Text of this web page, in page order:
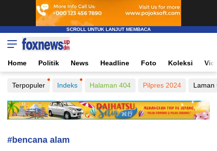
Foxnews
Informasi Tanpa Batasan Waktu
Home Politik News Headline Foto Koleksi
Terpopuler Indeks Halaman 404 Pilpres 2024 Laman
#bencana alam